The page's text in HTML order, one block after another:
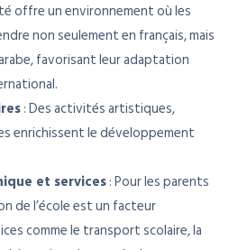
offre un environnement où les
non seulement en français, mais
favorisant leur adaptation
: Des activités artistiques,
enrichissent le développement
et services: Pour les parents
de l’école est un facteur
comme le transport scolaire, la